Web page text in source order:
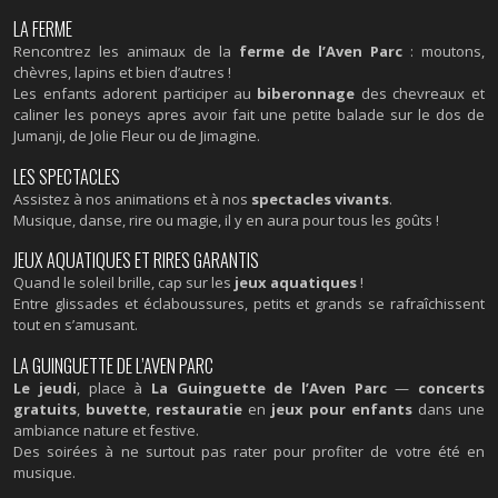
LA FERME
Rencontrez les animaux de la ferme de l’Aven Parc : moutons,
chèvres, lapins et bien d’autres !
Les enfants adorent participer au biberonnage des chevreaux et
caliner les poneys apres avoir fait une petite balade sur le dos de
Jumanji, de Jolie Fleur ou de Jimagine.
LES SPECTACLES
Assistez à nos animations et à nos spectacles vivants.
Musique, danse, rire ou magie, il y en aura pour tous les goûts !
JEUX AQUATIQUES ET RIRES GARANTIS
Quand le soleil brille, cap sur les jeux aquatiques !
Entre glissades et éclaboussures, petits et grands se rafraîchissent
tout en s’amusant.
LA GUINGUETTE DE L’AVEN PARC
Le jeudi, place à La Guinguette de l’Aven Parc— concerts
gratuits, buvette, restauratie en jeux pour enfantsdans une
ambiance nature et festive.
Des soirées à ne surtout pas rater pour profiter de votre été en
musique.